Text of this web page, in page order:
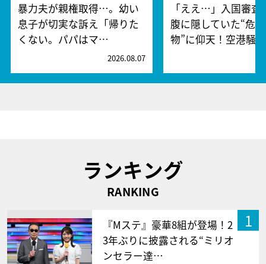
暴力夫が親権取得…。幼い
息子が切実な訴え「帰りた
くない。パパはマ…
2026.08.07
「ええ…」入国審査
腹に隠していた“危
物”に仰天！空港騒
ランキング
RANKING
1
『Mステ』豪華8組が登場！2
3年ぶりに披露される“ミリオ
ンセラー達…